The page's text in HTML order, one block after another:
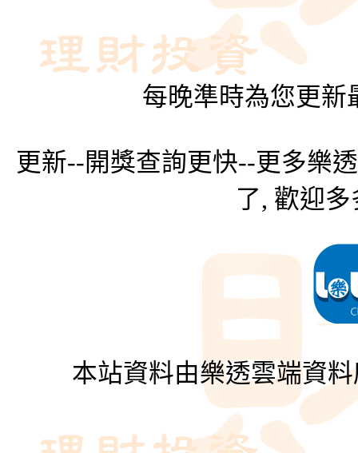
每晚準時為您更新
更新--開獎查詢更快--更多樂
了, 歡迎
本站資料由樂透雲端資